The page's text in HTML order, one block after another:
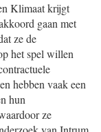
Klimaat krijgt
gaan met
ze de
het spel willen
hebben vaak een
hun
ze